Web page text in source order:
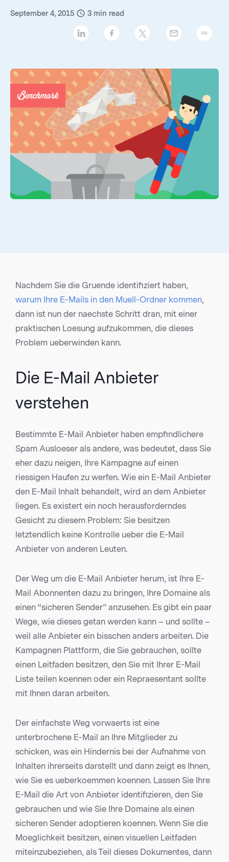
September 4, 2015 3 min read
Nachdem Sie die Gruende identifiziert haben,
warum Ihre E-Mails in den Muell-Ordner kommen,
dann ist nun der naechste Schritt dran, mit einer
praktischen Loesung aufzukommen, die dieses
Problem ueberwinden kann.
Die E-Mail Anbieter
verstehen
Bestimmte E-Mail Anbieter haben empfindlichere
Spam Ausloeser als andere, was bedeutet, dass Sie
eher dazu neigen, Ihre Kampagne auf einen
riessigen Haufen zu werfen. Wie ein E-Mail Anbieter
den E-Mail Inhalt behandelt, wird an dem Anbieter
liegen. Es existert ein noch herausforderndes
Gesicht zu diesem Problem: Sie besitzen
letztendlich keine Kontrolle ueber die E-Mail
Anbieter von anderen Leuten.
Der Weg um die E-Mail Anbieter herum, ist Ihre E-
Mail Abonnenten dazu zu bringen, Ihre Domaine als
einen “sicheren Sender” anzusehen. Es gibt ein paar
Wege, wie dieses getan werden kann – und sollte –
weil alle Anbieter ein bisschen anders arbeiten. Die
Kampagnen Plattform, die Sie gebrauchen, sollte
einen Leitfaden besitzen, den Sie mit Ihrer E-Mail
Liste teilen koennen oder ein Repraesentant sollte
mit Ihnen daran arbeiten.
Der einfachste Weg vorwaerts ist eine
unterbrochene E-Mail an Ihre Mitglieder zu
schicken, was ein Hindernis bei der Aufnahme von
Inhalten ihrerseits darstellt und dann zeigt es Ihnen,
wie Sie es ueberkoemmen koennen. Lassen Sie Ihre
E-Mail die Art von Anbieter identifizieren, den Sie
gebrauchen und wie Sie Ihre Domaine als einen
sicheren Sender adoptieren koennen. Wenn Sie die
Moeglichkeit besitzen, einen visuellen Leitfaden
miteinzubeziehen, als Teil dieses Dokumentes, dann